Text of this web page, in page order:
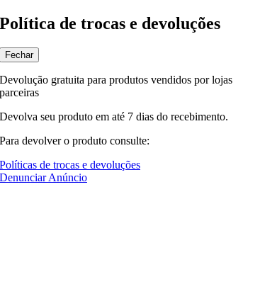
Política de trocas e devoluções
Fechar
Devolução gratuita para produtos vendidos por lojas
parceiras
Devolva seu produto em até 7 dias do recebimento.
Para devolver o produto consulte:
Políticas de trocas e devoluções
Denunciar Anúncio